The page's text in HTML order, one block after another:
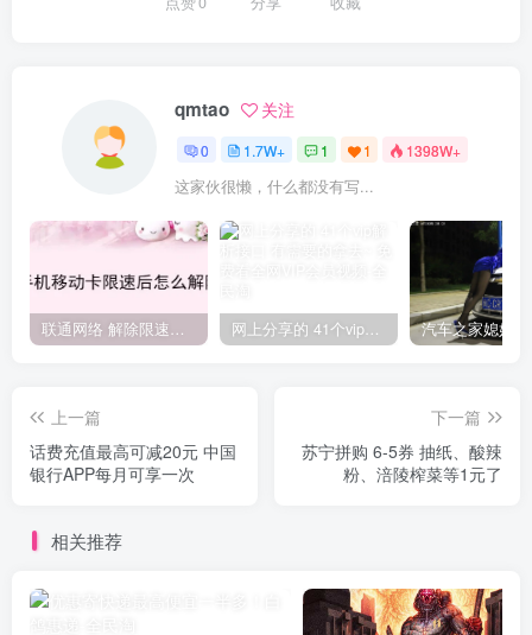
qmtao 关注
0 1.7W+ 1 1 1398W+
这家伙很懒，什么都没有写...
联通网络 解除限速方法参考！畅享、畅玩、老白干等及其它地区自测了 网上分享的 41个vip解析接口 有需要的拿去~ 免费看全网VIP会员视频
上一篇
话费充值最高可减20元 中国
银行APP每月可享一次
下一篇
苏宁拼购 6-5券 抽纸、酸辣
粉、涪陵榨菜等1元了
相关推荐